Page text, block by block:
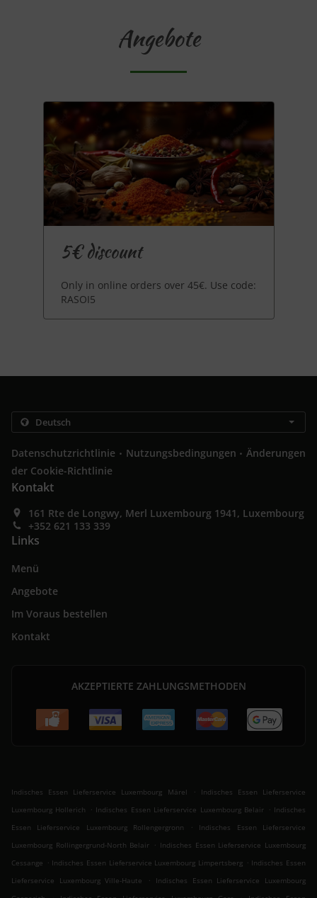
Angebote
5€ discount
Only in online orders over 45€. Use code:
RASOI5
Datenschutzrichtlinie . Nutzungsbedingungen . Änderungen
der Cookie-Richtlinie
Kontakt
161 Rte de Longwy, Merl Luxembourg 1941, Luxembourg
+352 621 133 339
Links
Menü
Angebote
Im Voraus bestellen
Kontakt
AKZEPTIERTE ZAHLUNGSMETHODEN
Indisches Essen Lieferservice Luxembourg Märel .
Indisches Essen Lieferservice
Luxembourg Hollerich
. Indisches Essen Lieferservice Luxembourg Belair . Indisches
Essen Lieferservice Luxembourg Rollengergronn
.
Indisches Essen Lieferservice
Luxembourg Rollingergrund-North Belair . Indisches Essen Lieferservice Luxembourg
Cessange . Indisches Essen Lieferservice Luxembourg Limpertsberg . Indisches Essen
Lieferservice Luxembourg Ville-Haute
.
Indisches Essen Lieferservice Luxembourg